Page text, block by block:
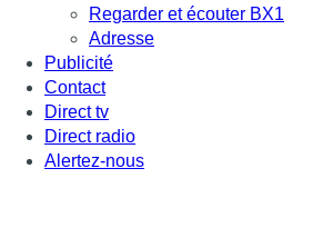
Regarder et écouter BX1
Adresse
Publicité
Contact
Direct tv
Direct radio
Alertez-nous